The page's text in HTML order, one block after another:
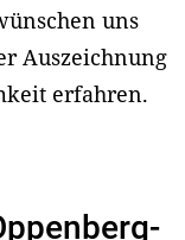
uns
Auszeichnung
erfahren.